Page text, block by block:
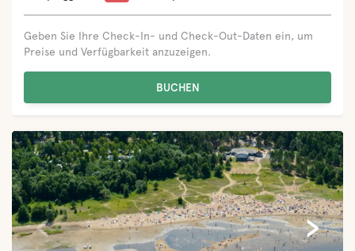
Geben Sie Ihre Check-In- und Check-Out-Daten ein, um
Preise und Verfügbarkeit anzuzeigen.
BUCHEN
›
‹